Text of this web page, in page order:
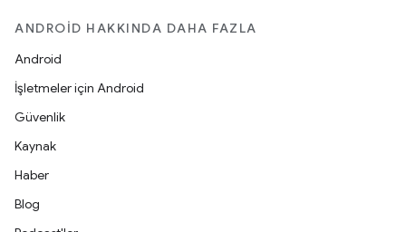
ANDROID HAKKINDA DAHA FAZLA
Android
İşletmeler için Android
Güvenlik
Kaynak
Haber
Blog